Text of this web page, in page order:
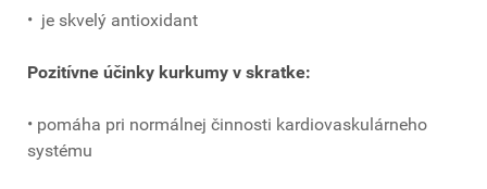
• je skvelý antioxidant
Pozitívne účinky kurkumy v skratke:
• pomáha pri normálnej činnosti kardiovaskulárneho
systému